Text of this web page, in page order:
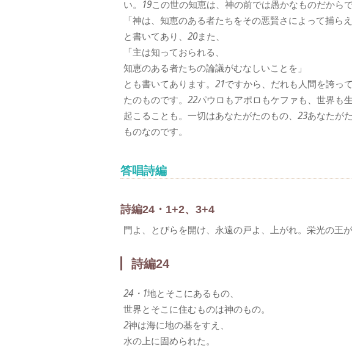
い。 19この世の知恵は、神の前では愚かなものだからで
「神は、知恵のある者たちをその悪賢さによって捕らえ
と書いてあり、 20また、
「主は知っておられる、
知恵のある者たちの論議がむなしいことを」
とも書いてあります。 21ですから、だれも人間を誇っ
たのものです。 22パウロもアポロもケファも、世界も
起こることも。一切はあなたがたのもの、 23あなたが
ものなのです。
答唱詩編
詩編24・1+2、3+4
門よ、とびらを開け、永遠の戸よ、上がれ。栄光の王が
詩編24
24・1地とそこにあるもの、
世界とそこに住むものは神のもの。
2神は海に地の基をすえ、
水の上に固められた。